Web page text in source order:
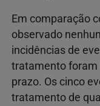
Em comparação
observado
incidências de
tratamento foram
prazo. Os cinco
tratamento de